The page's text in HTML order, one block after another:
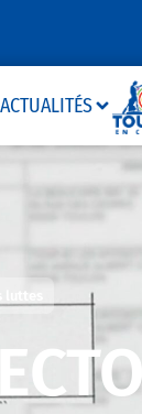
ACTUALITÉS
luttes